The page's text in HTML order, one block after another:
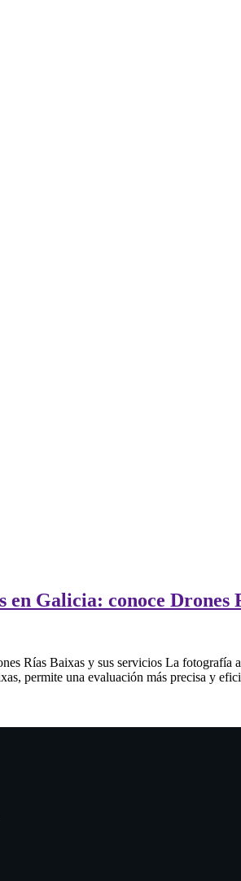
Galicia: conoce Drones
Rías Baixas y sus servicios La
permite una evaluación más precisa y